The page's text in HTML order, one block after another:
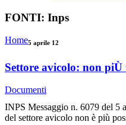
FONTI: Inps
Home5 aprile 12
Settore avicolo: non
Documenti
INPS Messaggio n. 6079 del 5
del settore avicolo non è più